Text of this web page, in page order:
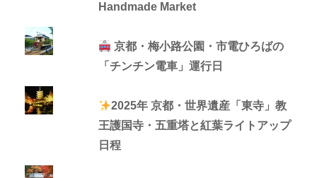
Handmade Market
京都・梅小路公園・市電ひろばの
「チンチン電車」運行日
2025年 京都・世界遺産「東寺」教
王護国寺・五重塔と紅葉ライトアップ
日程